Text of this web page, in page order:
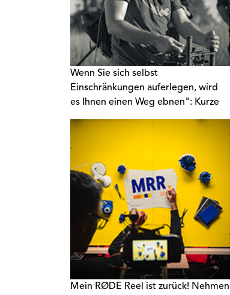
Wenn Sie sich selbst
Einschränkungen auferlegen, wird
es Ihnen einen Weg ebnen": Kurze
Mein RØDE Reel ist zurück! Nehmen